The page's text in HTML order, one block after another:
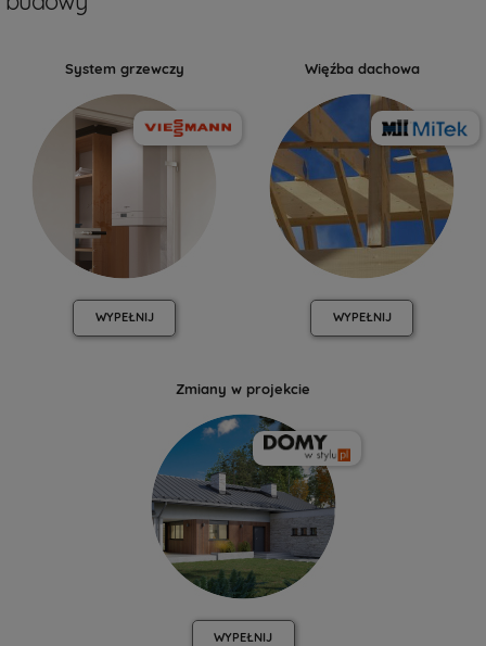
System grzewczy
WYPEŁNIJ
Więźba dachowa
WYPEŁNIJ
Zmiany w projekcie
WYPEŁNIJ